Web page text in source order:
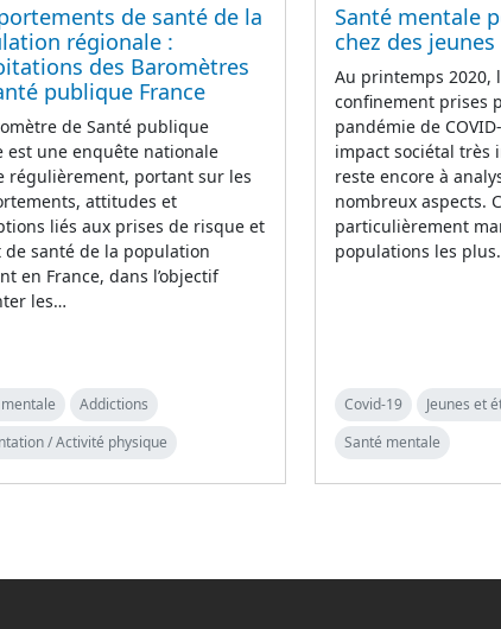
de santé de la
régionale :
des Baromètres
publique France
de Santé publique
est une enquête nationale
régulièrement, portant sur les
attitudes et
liés aux prises de risque et
de santé de la population
en France, dans l’objectif
les…
Addictions
/ Activité physique
Santé mentale
chez des
Au printemps 2020,
confinement prises
pandémie de
impact sociétal très
reste encore à
nombreux aspects.
particulièrement
populations les
Covid-19
Jeunes et
Santé mentale